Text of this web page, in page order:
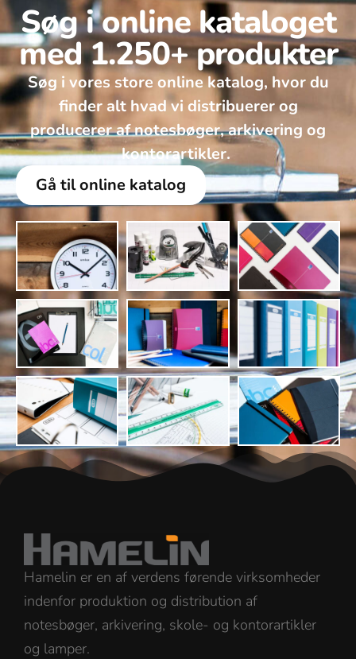
Søg i online kataloget
med 1.250+ produkter
Søg i vores store online katalog, hvor du
finder alt hvad vi distribuerer og
producerer af notesbøger, arkivering og
kontorartikler. ​
Gå til online katalog
Hamelin er en af verdens førende virksomheder
indenfor produktion og distribution af
notesbøger, arkivering, skole- og kontorartikler
og lamper.